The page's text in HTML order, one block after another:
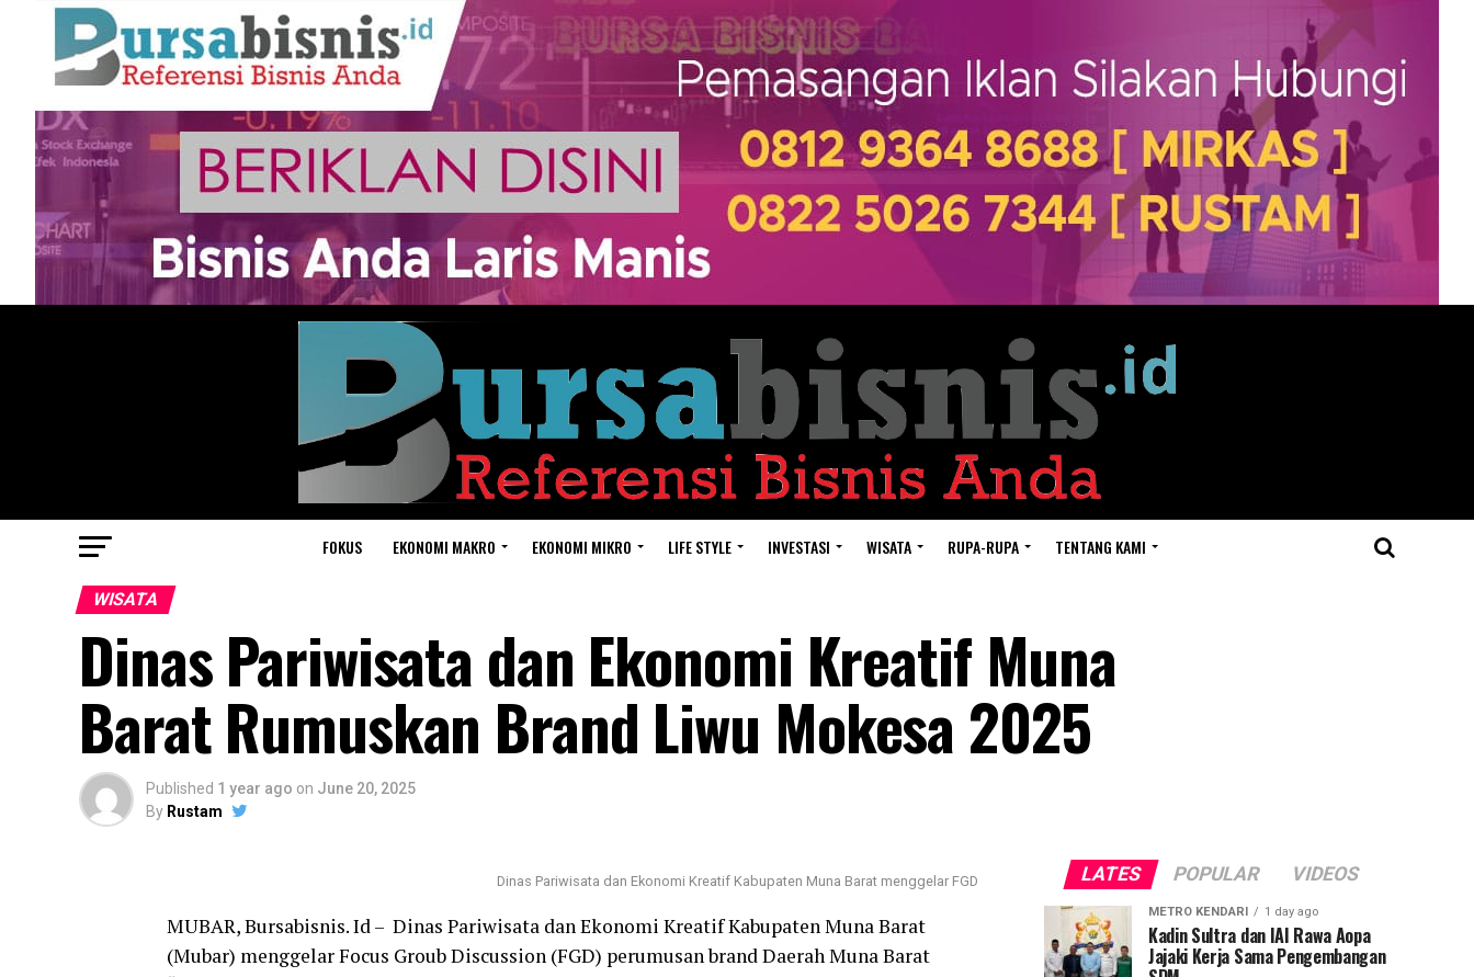
FOKUS EKONOMI MAKRO EKONOMI MIKRO LIFE STYLE INVESTASI WISATA RUPA-RUPA TENTANG KAMI
WISATA
Dinas Pariwisata dan Ekonomi Kreatif Muna
Barat Rumuskan Brand Liwu Mokesa 2025
Published 1 year ago on June 20, 2025
By Rustam
Dinas Pariwisata dan Ekonomi Kreatif Kabupaten Muna Barat menggelar FGD
MUBAR, Bursabisnis. Id – Dinas Pariwisata dan Ekonomi Kreatif Kabupaten Muna Barat
(Mubar) menggelar Focus Groub Discussion (FGD) perumusan brand Daerah Muna Barat
LATES POPULAR VIDEOS
METRO KENDARI 1 day ago
Kadin Sultra dan IAI Rawa Aopa
Jajaki Kerja Sama Pengembangan